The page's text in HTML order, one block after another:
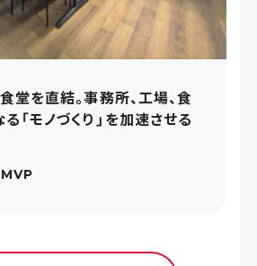
堂を直結。事務所、工場、食
「モノづくり」を加速させる